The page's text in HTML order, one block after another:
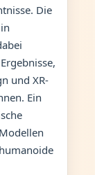
Die
und XR-
Ein